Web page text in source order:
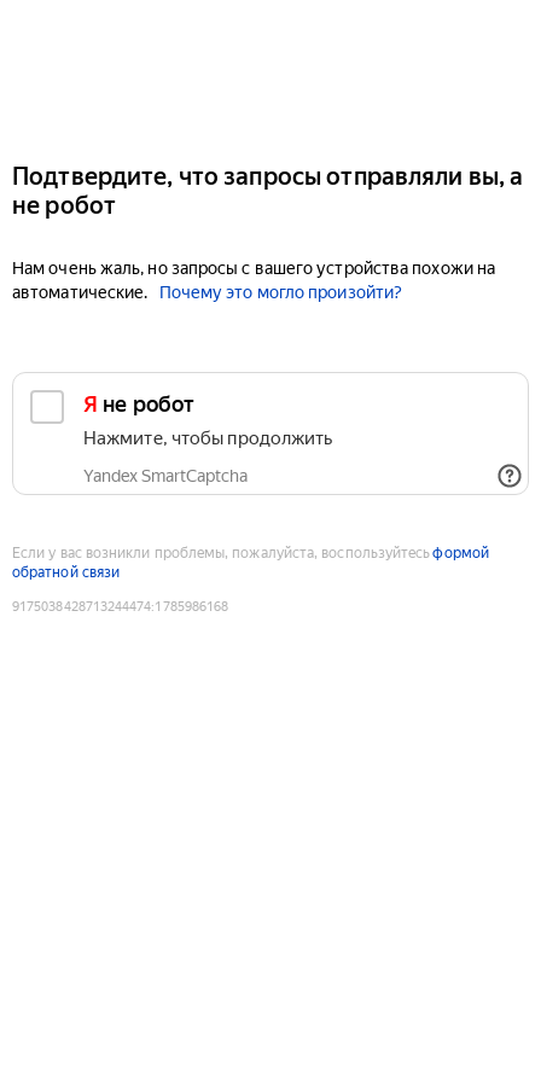
Подтвердите, что запросы отправляли вы, а
не робот
Нам очень жаль, но запросы с вашего устройства похожи на
автоматические.
Почему это могло произойти?
Я не робот
Нажмите, чтобы продолжить
Yandex SmartCaptcha
Если у вас возникли проблемы, пожалуйста, воспользуйтесьформой
обратной связи
9175038428713244474:1785986168